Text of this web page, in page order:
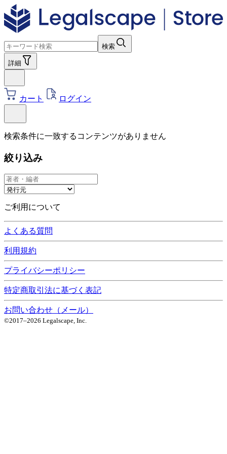
検索
詳細
カート ログイン
検索条件に一致するコンテンツがありません
絞り込み
ご利用について
よくある質問
利用規約
プライバシーポリシー
特定商取引法に基づく表記
お問い合わせ（メール）
©2017–2026 Legalscape, Inc.